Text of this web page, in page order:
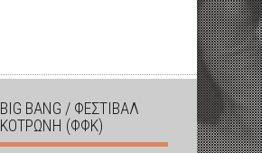
BIG BANG / ΦΕΣΤΙΒΑΛ
ΚΟΤΡΩΝΗ (ΦΦΚ)